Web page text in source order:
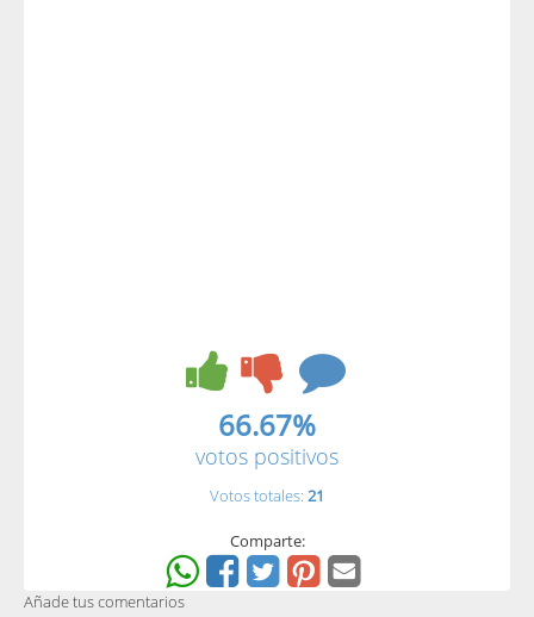
66.67%
votos positivos
Votos totales: 21
Comparte:
Añade tus comentarios